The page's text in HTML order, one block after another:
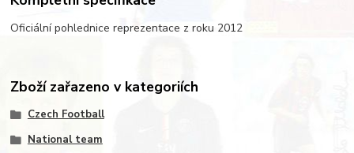
Oficiální pohlednice reprezentace z roku 2012
Zboží zařazeno v kategoriích
Czech Football
National team